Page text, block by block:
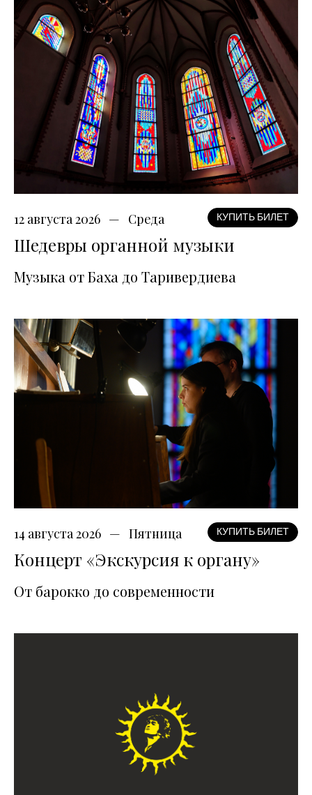
12 августа 2026 Среда КУПИТЬ БИЛЕТ
Шедевры органной музыки
Музыка от Баха до Таривердиева
14 августа 2026 Пятница КУПИТЬ БИЛЕТ
Концерт «Экскурсия к органу»
От барокко до современности